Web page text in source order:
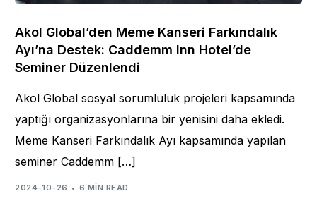
Akol Global’den Meme Kanseri Farkındalık
Ayı’na Destek: Caddemm Inn Hotel’de
Seminer Düzenlendi
Akol Global sosyal sorumluluk projeleri kapsamında
yaptığı organizasyonlarına bir yenisini daha ekledi.
Meme Kanseri Farkındalık Ayı kapsamında yapılan
seminer Caddemm […]
2024-10-26 6 MIN READ